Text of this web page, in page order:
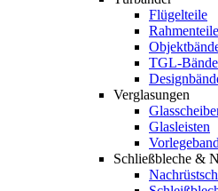
Flügelteile
Rahmenteile
TGL-
Verglasungen
Glasleisten
Vorlegeband
Schließbleche &